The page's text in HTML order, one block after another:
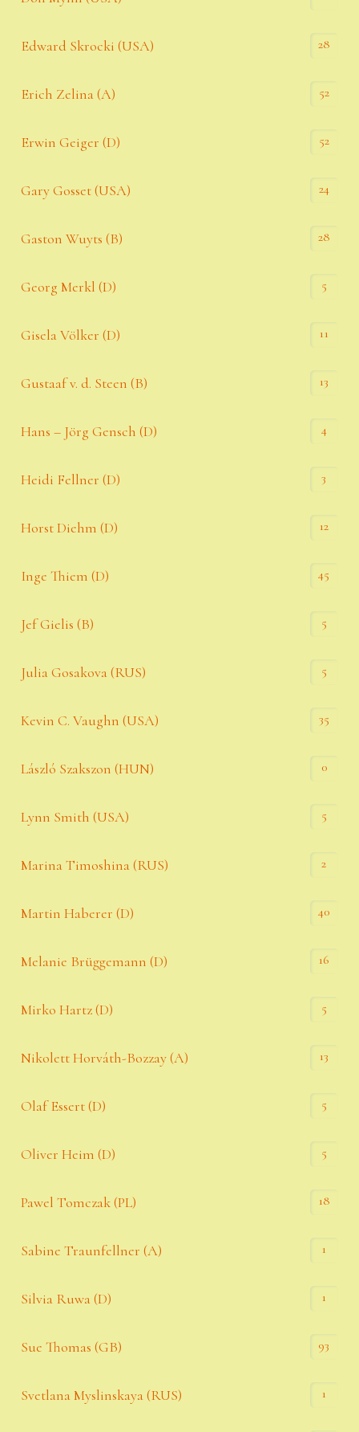
Edward Skrocki (USA) 28
Erich Zelina (A) 52
Erwin Geiger (D) 52
Gary Gosset (USA) 24
Gaston Wuyts (B) 28
Georg Merkl (D) 5
Gisela Völker (D) 11
Gustaaf v. d. Steen (B) 13
Hans – Jörg Gensch (D) 4
Heidi Fellner (D) 3
Horst Diehm (D) 12
Inge Thiem (D) 45
Jef Gielis (B) 5
Julia Gosakova (RUS) 5
Kevin C. Vaughn (USA) 35
László Szakszon (HUN) 0
Lynn Smith (USA) 5
Marina Timoshina (RUS) 2
Martin Haberer (D) 40
Melanie Brüggemann (D) 16
Mirko Hartz (D) 5
Nikolett Horváth-Bozzay (A) 13
Olaf Essert (D) 5
Oliver Heim (D) 5
Pawel Tomczak (PL) 18
Sabine Traunfellner (A) 1
Silvia Ruwa (D) 1
Sue Thomas (GB) 93
Svetlana Myslinskaya (RUS) 1